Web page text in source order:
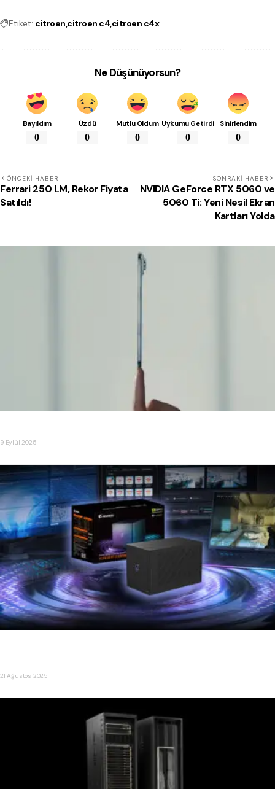
Etiket: citroencitroen c4citroen c4x
Ne Düşünüyorsun?
Bayıldım
0
Üzdü
0
Mutlu Oldum
0
Uykumu Getirdi
0
Sinirlendim
0
ÖNCEKI HABER
Ferrari 250 LM, Rekor Fiyata
Satıldı!
SONRAKI HABER
NVIDIA GeForce RTX 5060 ve
5060 Ti: Yeni Nesil Ekran
Kartları Yolda
9 Eylül 2025
21 Ağustos 2025